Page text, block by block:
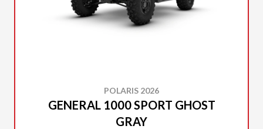
POLARIS 2026
GENERAL 1000 SPORT GHOST
GRAY